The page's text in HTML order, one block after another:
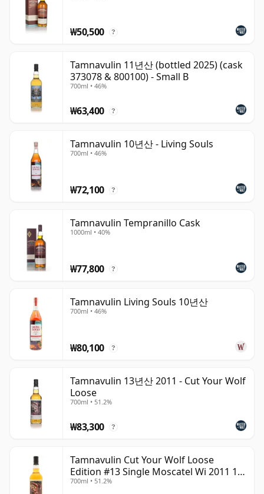
스타일은 전반적으로 부드럽고 달콤하며 접근하기 쉬운 편
으로, 사과, 배, 바닐라, 꿀, 몰트, 은은한 스파이스의 풍미가
려져 있으며, Double Cask, Sherry Cask Edition, 그리고
다양한 레드 및 화이트 와인 캐스크 피니시 시리즈를 통해
과일, 오크, 부드러운 풍미의 깊이를 더하고 있습니다.
Tamnavulin은 명확한 현대적 방향성을 갖춘 접근하기 쉬운
나 전통적인 명성에 크게 의존하기보다는, 부드러운 과일 향
과 달콤함, 그리고 캐스크에서 비롯된 다양한 개성을 바탕으
로 편안하게 즐길 수 있는 위스키를 선보이고 있습니다.
₩50,500 ?
Tamnavulin 11년산 (bottled 2025) (cask
373078 & 800100) - Small B
700ml • 46%
₩63,400 ?
Tamnavulin 10년산 - Living Souls
700ml • 46%
₩72,100 ?
Tamnavulin Tempranillo Cask
1000ml • 40%
₩77,800 ?
Tamnavulin Living Souls 10년산
700ml • 46%
₩80,100 ?
Tamnavulin 13년산 2011 - Cut Your Wolf
Loose
700ml • 51.2%
₩83,300 ?
Tamnavulin Cut Your Wolf Loose
Edition #13 Single Moscatel Wi 2011 13
년산
700ml • 51.2%